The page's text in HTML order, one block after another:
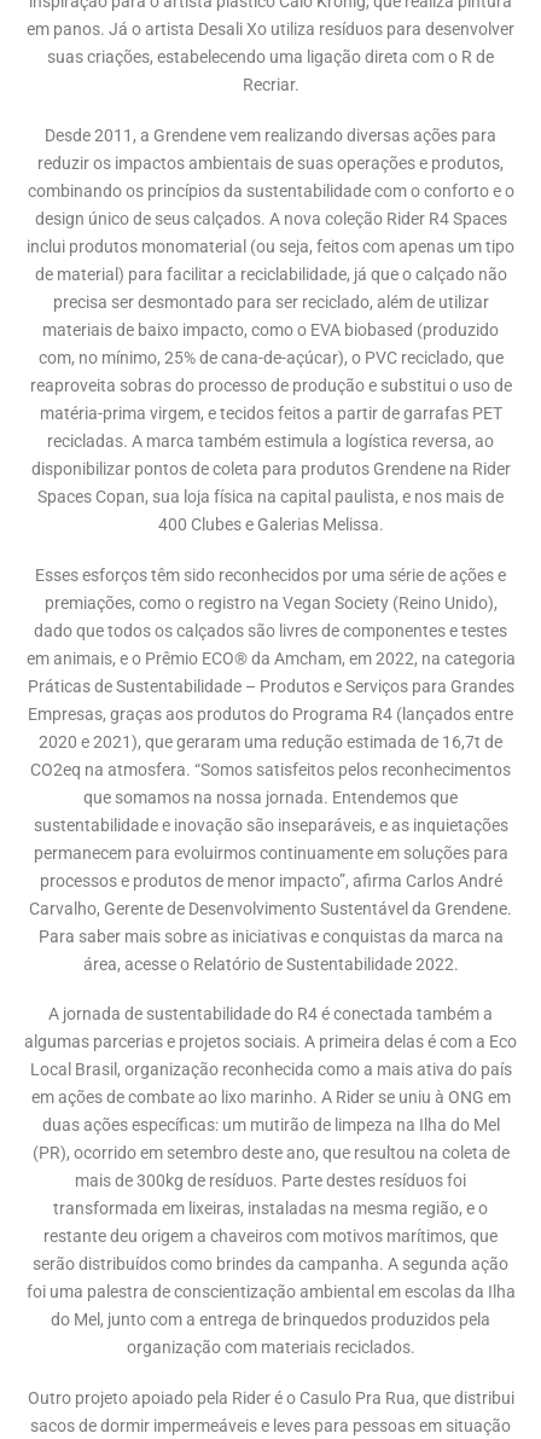
em panos. Já o artista Desali Xo utiliza resíduos para desenvolver
suas criações, estabelecendo uma ligação direta com o R de
Recriar.
Desde 2011, a Grendene vem realizando diversas ações para
reduzir os impactos ambientais de suas operações e produtos,
combinando os princípios da sustentabilidade com o conforto e o
design único de seus calçados. A nova coleção Rider R4 Spaces
inclui produtos monomaterial (ou seja, feitos com apenas um tipo
de material) para facilitar a reciclabilidade, já que o calçado não
precisa ser desmontado para ser reciclado, além de utilizar
materiais de baixo impacto, como o EVA biobased (produzido
com, no mínimo, 25% de cana-de-açúcar), o PVC reciclado, que
reaproveita sobras do processo de produção e substitui o uso de
matéria-prima virgem, e tecidos feitos a partir de garrafas PET
recicladas. A marca também estimula a logística reversa, ao
disponibilizar pontos de coleta para produtos Grendene na Rider
Spaces Copan, sua loja física na capital paulista, e nos mais de
400 Clubes e Galerias Melissa.
Esses esforços têm sido reconhecidos por uma série de ações e
premiações, como o registro na Vegan Society (Reino Unido),
dado que todos os calçados são livres de componentes e testes
em animais, e o Prêmio ECO® da Amcham, em 2022, na categoria
Práticas de Sustentabilidade – Produtos e Serviços para Grandes
Empresas, graças aos produtos do Programa R4 (lançados entre
2020 e 2021), que geraram uma redução estimada de 16,7t de
CO2eq na atmosfera. “Somos satisfeitos pelos reconhecimentos
que somamos na nossa jornada. Entendemos que
sustentabilidade e inovação são inseparáveis, e as inquietações
permanecem para evoluirmos continuamente em soluções para
processos e produtos de menor impacto”, afirma Carlos André
Carvalho, Gerente de Desenvolvimento Sustentável da Grendene.
Para saber mais sobre as iniciativas e conquistas da marca na
área, acesse o Relatório de Sustentabilidade 2022.
A jornada de sustentabilidade do R4 é conectada também a
algumas parcerias e projetos sociais. A primeira delas é com a Eco
Local Brasil, organização reconhecida como a mais ativa do país
em ações de combate ao lixo marinho. A Rider se uniu à ONG em
duas ações específicas: um mutirão de limpeza na Ilha do Mel
(PR), ocorrido em setembro deste ano, que resultou na coleta de
mais de 300kg de resíduos. Parte destes resíduos foi
transformada em lixeiras, instaladas na mesma região, e o
restante deu origem a chaveiros com motivos marítimos, que
serão distribuídos como brindes da campanha. A segunda ação
foi uma palestra de conscientização ambiental em escolas da Ilha
do Mel, junto com a entrega de brinquedos produzidos pela
organização com materiais reciclados.
Outro projeto apoiado pela Rider é o Casulo Pra Rua, que distribui
sacos de dormir impermeáveis e leves para pessoas em situação